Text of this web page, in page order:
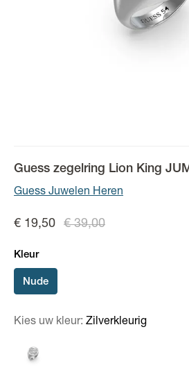
Guess zegelring Lion King
Guess Juwelen Heren
€ 39,00
€ 19,50
Kleur
Nude
Kies uw kleur: Zilverkleurig